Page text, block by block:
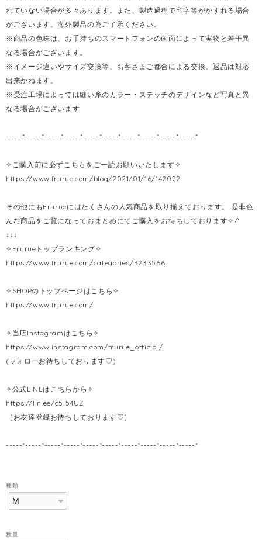
れていない場合が多々あります。また、製造過程で印字等がかすれる場合
がございます。海外製品の為ご了承ください。
※商品の色味は、お手持ちのスマートフォンの画面によって実物と若干異
なる場合がございます。
※イメージ違いやサイズ交換等、お客さまご都合による交換、返品は対応
出来かねます。
※受注工場によっては縫い糸のカラー・ステッチのデザインなど写真と異
なる場合がございます
-----*-----*-----*-----*-----*-----*-----*-----*-----*-----*
✧ご購入前に必ずこちらをご一読お願いいたします✧
https://www.frurue.com/blog/2021/01/16/142022
その他にもFrurueにはたくさんの人気商品を取り揃えております。 是非色
んな商品をご覧になっておまとめにてご購入をお待ちしております✧˖°
↓↓↓
✧Frurueトップランキング✧
https://www.frurue.com/categories/3233566
✧SHOPのトップページはこちら✧
https://www.frurue.com/
✧当店Instagramはこちら✧
https://www.instagram.com/frurue_official/
(フォローお待ちしております♡)
✧公式LINEはこちらから✧
https://lin.ee/c5l54UZ
（お友達登録お待ちしております♡）
-----*-----*-----*-----*-----*-----*-----*-----*-----*-----*
種類
数量